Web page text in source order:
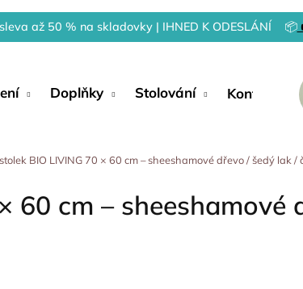
sleva až 50 % na skladovky | IHNED K ODESLÁNÍ 📦
Doplňky Stolování Kontakty
BIO LIVING 70 × 60 cm – sheeshamové dřevo / šedý lak /
60 cm – sheeshamové